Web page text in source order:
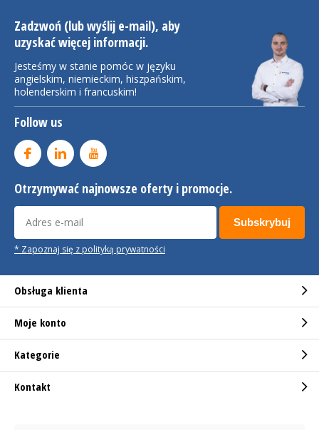
Zadzwoń (lub wyślij e-mail), aby
uzyskać więcej informacji.
Jesteśmy w stanie pomóc w języku
angielskim, niemieckim, hiszpańskim,
holenderskim i francuskim!
Follow us
Otrzymywać najnowsze oferty i promocje.
Subskrybuj
* Zapoznaj się z polityką prywatności
Obsługa klienta
Moje konto
Kategorie
Kontakt